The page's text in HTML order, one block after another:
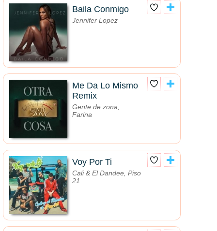
Baila Conmigo
Jennifer Lopez
Me Da Lo Mismo
Remix
Gente de zona,
Farina
Voy Por Ti
Cali & El Dandee, Piso
21